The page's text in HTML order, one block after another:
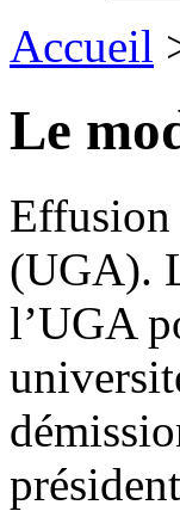
Accueil
Le
Effusion
(UGA).
l’UGA